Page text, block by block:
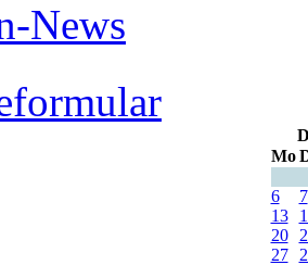
News
Mo
6
7
13
20
27